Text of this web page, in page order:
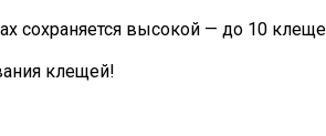
сохраняется высокой — до 10
клещей!